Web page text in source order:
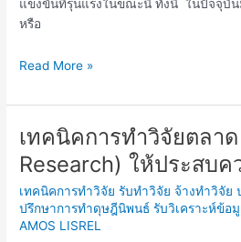
แข่งขันที่รุนแรงในขณะนี้ ทั้งนี้ ในปัจจุบัน
หรือ
Read More »
เทคนิคการทำวิจัยตลา
Research) ให้ประสบค
เทคนิคการทำวิจัย รับทำวิจัย จ้างทำวิจัย
ปรึกษาการทำดุษฎีนิพนธ์ รับวิเคราะห์ข้อมู
AMOS LISREL
เทคนิค
การ
ทำ
วิจัย
ตลาด
(Marketing